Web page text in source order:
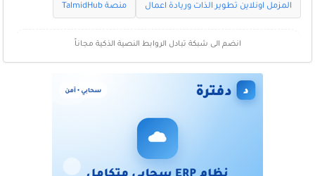
المزمل اونلاين تطوير الذات وريادة اعمال منصة TalmidHub
انضم الى شبكة تبادل الروابط النصية الذكية مجاناً